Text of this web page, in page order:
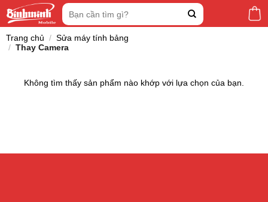
Tìm
kiếm:
Trang chủ / Sửa máy tính bảng
/ Thay Camera
Không tìm thấy sản phẩm nào khớp với lựa chọn của bạn.